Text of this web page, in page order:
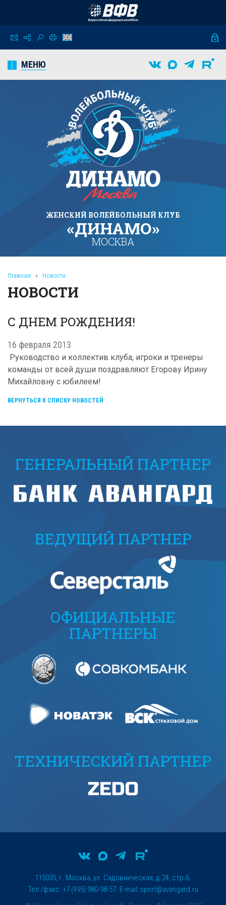
МЕНЮ
ЖЕНСКИЙ ВОЛЕЙБОЛЬНЫЙ КЛУБ
«ДИНАМО»
МОСКВА
Главная » Новости
НОВОСТИ
С ДНЕМ РОЖДЕНИЯ!
16 февраля 2013
Руководство и коллектив клуба, игроки и тренеры
команды от всей души поздравляют Егорову Ирину
Михайловну с юбилеем!
ВЕРНУТЬСЯ К СПИСКУ НОВОСТЕЙ
ГЕНЕРАЛЬНЫЙ ПАРТНЕР
ВЕДУЩИЙ ПАРТНЕР
ОФИЦИАЛЬНЫЕ
ПАРТНЕРЫ
ТЕХНИЧЕСКИЙ ПАРТНЕР
115035, г. Москва, ул. Садовническая, д.24, стр.6.
Тел./факс: +7 (495) 980-98-57. E-mail: sport@avangard.ru